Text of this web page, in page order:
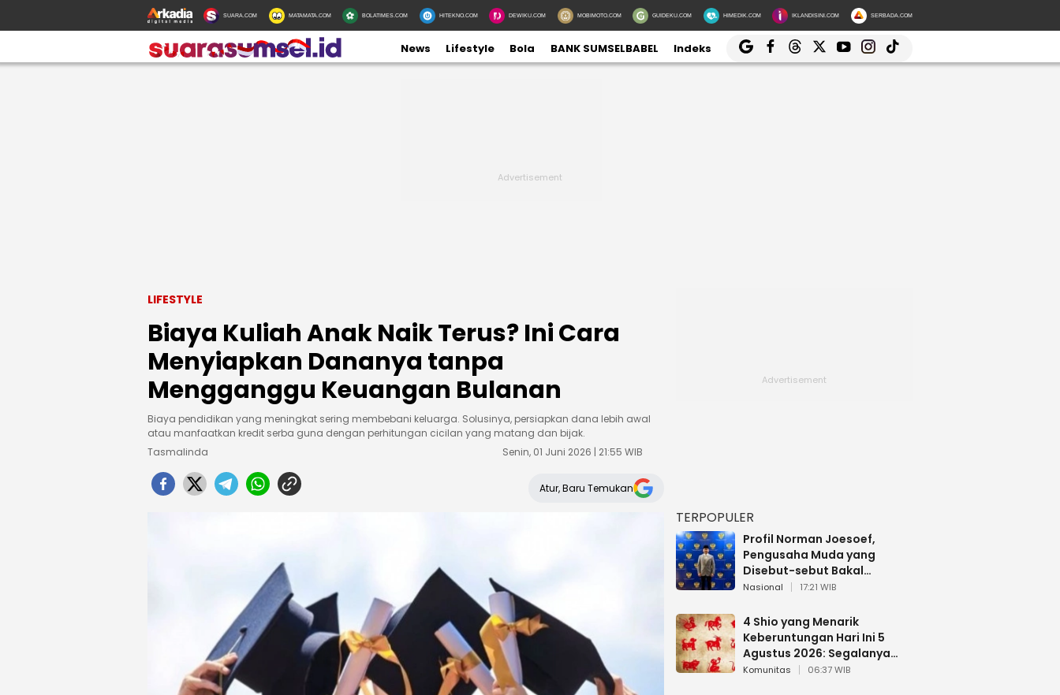
SUARA.COM MATAMATA.COM BOLATIMES.COM HITEKNO.COM DEWIKU.COM MOBIMOTO.COM GUIDEKU.COM HIMEDIK.COM IKLANDISINI.COM SERBADA.COM
News Lifestyle Bola BANK SUMSELBABEL Indeks
LIFESTYLE
Biaya Kuliah Anak Naik Terus? Ini Cara
Menyiapkan Dananya tanpa
Mengganggu Keuangan Bulanan
Biaya pendidikan yang meningkat sering membebani keluarga. Solusinya, persiapkan dana lebih awal
atau manfaatkan kredit serba guna dengan perhitungan cicilan yang matang dan bijak.
Tasmalinda
Senin, 01 Juni 2026 | 21:55 WIB
Atur, Baru Temukan
TERPOPULER
Profil Norman Joesoef,
Pengusaha Muda yang
Disebut-sebut Bakal
Dilantik Jadi Wamenhan RI
Nasional 17:21 WIB
4 Shio yang Menarik
Keberuntungan Hari Ini 5
Agustus 2026: Segalanya
Berjalan Lancar
Komunitas 06:37 WIB